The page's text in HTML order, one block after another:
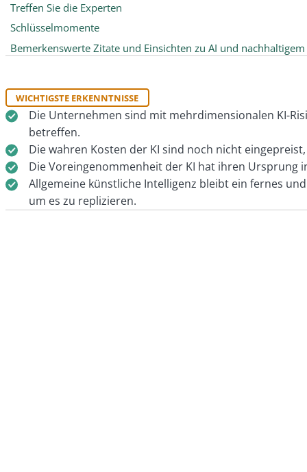
Treffen Sie die Experten
Schlüsselmomente
Bemerkenswerte Zitate und Einsichten zu AI und
WICHTIGSTE ERKENNTNISSE
Die Unternehmen sind mit mehrdimensionalen KI-
betreffen.
Die wahren Kosten der KI sind noch nicht
Die Voreingenommenheit der KI hat ihren Ursprung
Allgemeine künstliche Intelligenz bleibt ein fernes
um es zu replizieren.